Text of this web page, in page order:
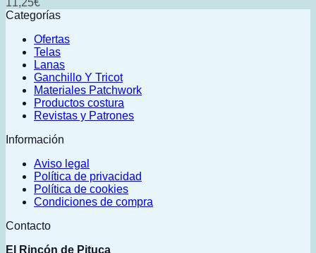
11,25€
Categorías
Ofertas
Telas
Lanas
Ganchillo Y Tricot
Materiales Patchwork
Productos costura
Revistas y Patrones
Información
Aviso legal
Política de privacidad
Política de cookies
Condiciones de compra
Contacto
El Rincón de Pituca